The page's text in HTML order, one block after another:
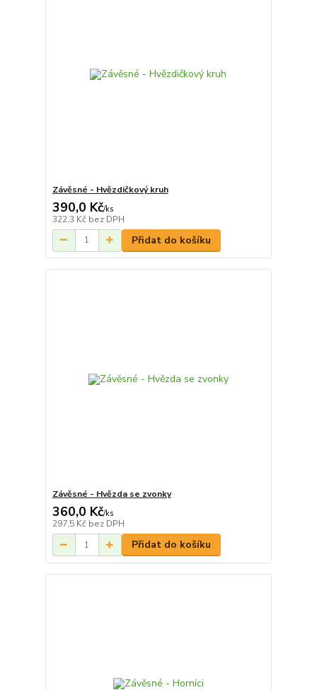
Závěsné - Hvězdičkový kruh
390,0 Kč/ks
322,3 Kč bez DPH
Přidat do košíku
Závěsné - Hvězda se zvonky
360,0 Kč/ks
297,5 Kč bez DPH
Přidat do košíku